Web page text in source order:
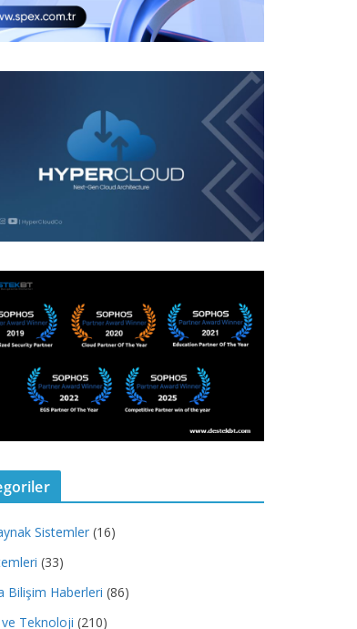
Sistemler (16)
(33)
Bilişim Haberleri (86)
Teknoloji (210)